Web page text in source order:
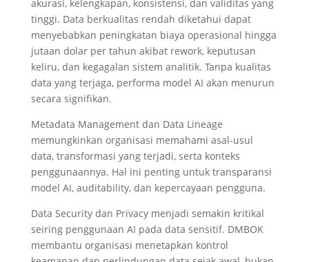
akurasi, kelengkapan, konsistensi, dan validitas yang
tinggi. Data berkualitas rendah diketahui dapat
menyebabkan peningkatan biaya operasional hingga
jutaan dolar per tahun akibat rework, keputusan
keliru, dan kegagalan sistem analitik. Tanpa kualitas
data yang terjaga, performa model AI akan menurun
secara signifikan.
Metadata Management dan Data Lineage
memungkinkan organisasi memahami asal-usul
data, transformasi yang terjadi, serta konteks
penggunaannya. Hal ini penting untuk transparansi
model AI, auditability, dan kepercayaan pengguna.
Data Security dan Privacy menjadi semakin kritikal
seiring penggunaan AI pada data sensitif. DMBOK
membantu organisasi menetapkan kontrol